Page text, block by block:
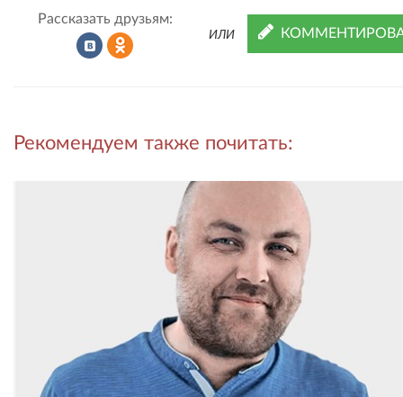
Рассказать друзьям:
во в
Одноклассниках
ИЛИ
Рекомендуем также почитать: